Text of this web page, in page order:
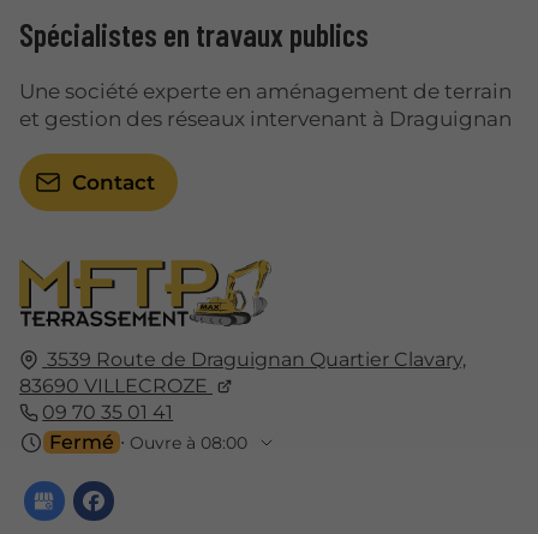
3539 Route de Draguignan Quartier Clavary,
83690 VILLECROZE
09 70 35 01 41
Fermé ⋅ Ouvre à 08:00
Spécialistes en travaux publics
Une société experte en aménagement de terrain
et gestion des réseaux intervenant à Draguignan
Contact